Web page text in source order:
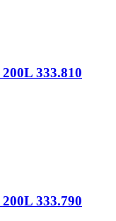
333.810
333.790